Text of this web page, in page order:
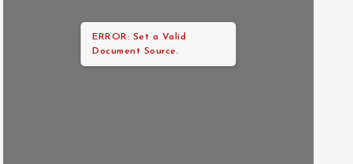
ERROR: Set a Valid
Document Source.